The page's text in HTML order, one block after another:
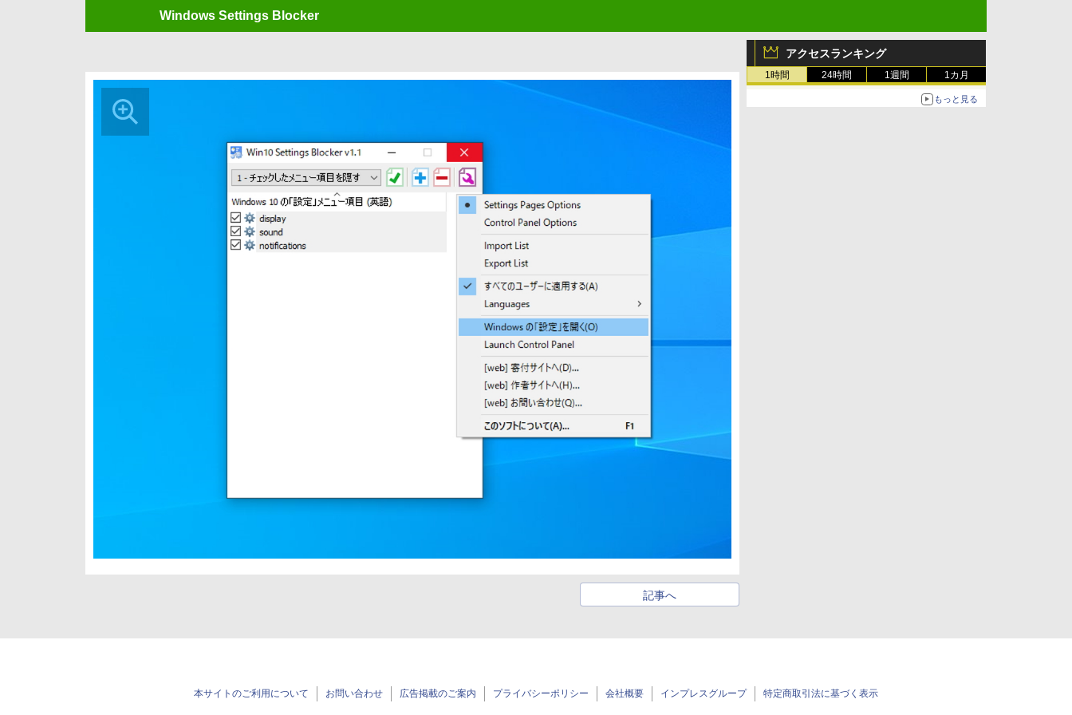
Windows Settings Blocker
アクセスランキング
1時間 24時間 1週間 1カ月
もっと見る
記事へ
本サイトのご利用について お問い合わせ 広告掲載のご案内 プライバシーポリシー 会社概要 インプレスグループ 特定商取引法に基づく表示